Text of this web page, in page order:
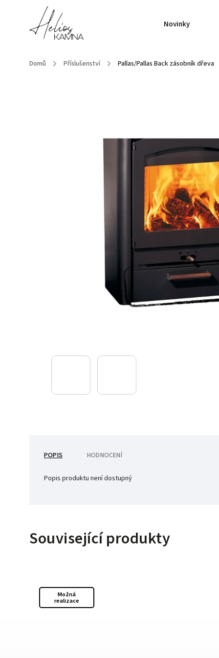
Novinky
Domů / Příslušenství / Pallas/Pallas Back zásobník dřeva
POPIS HODNOCENÍ
Popis produktu není dostupný
Související produkty
Možná
realizace